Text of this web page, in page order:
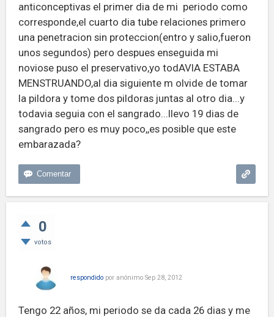
anticonceptivas el primer dia de mi periodo como
corresponde,el cuarto dia tube relaciones primero
una penetracion sin proteccion(entro y salio,fueron
unos segundos) pero despues enseguida mi
noviose puso el preservativo,yo todAVIA ESTABA
MENSTRUANDO,al dia siguiente m olvide de tomar
la pildora y tome dos pildoras juntas al otro dia...y
todavia seguia con el sangrado...llevo 19 dias de
sangrado pero es muy poco,,es posible que este
embarazada?
0
votos
respondido por anónimo Sep 28, 2012
Tengo 22 años, mi periodo se da cada 26 dias y me